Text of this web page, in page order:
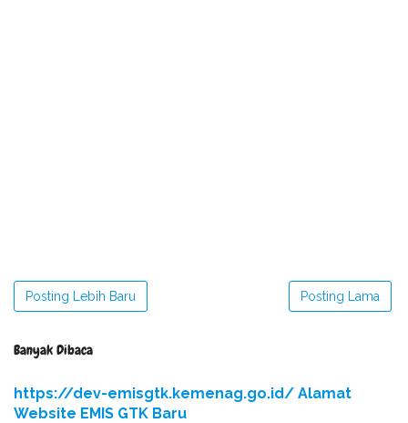
Posting Lebih Baru Posting Lama
Banyak Dibaca
https://dev-emisgtk.kemenag.go.id/ Alamat
Website EMIS GTK Baru